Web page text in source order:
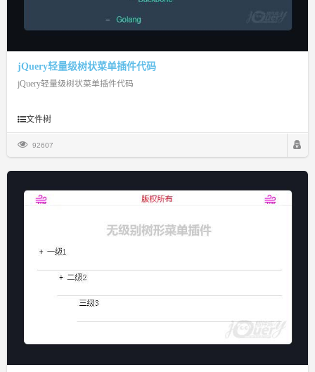
jQuery轻量级树状菜单插件代码
jQuery轻量级树状菜单插件代码
文件树
92607